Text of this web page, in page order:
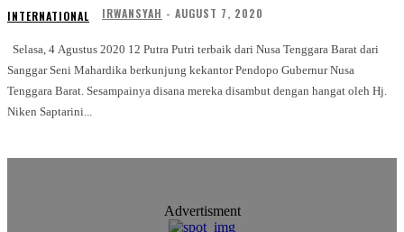
INTERNATIONAL IRWANSYAH - AUGUST 7, 2020
Sanggar Seni Mahardika berkunjung kekantor Pendopo Gubernur Nusa
Tenggara Barat. Sesampainya disana mereka disambut dengan hangat oleh Hj.
Niken Saptarini...
Advertisment